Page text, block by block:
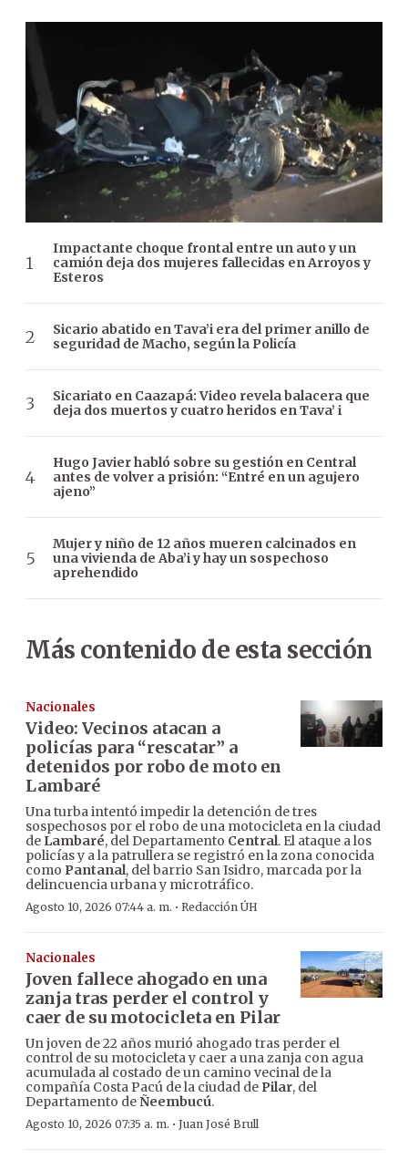
Impactante choque frontal entre un auto y un
camión deja dos mujeres fallecidas en Arroyos y
Esteros
Sicario abatido en Tava’i era del primer anillo de
seguridad de Macho, según la Policía
Sicariato en Caazapá: Video revela balacera que
deja dos muertos y cuatro heridos en Tava’ i
Hugo Javier habló sobre su gestión en Central
antes de volver a prisión: “Entré en un agujero
ajeno”
Mujer y niño de 12 años mueren calcinados en
una vivienda de Aba’i y hay un sospechoso
aprehendido
Más contenido de esta sección
Nacionales
Video: Vecinos atacan a
policías para “rescatar” a
detenidos por robo de moto en
Lambaré
Una turba intentó impedir la detención de tres
sospechosos por el robo de una motocicleta en la ciudad
de Lambaré, del Departamento Central. El ataque a los
policías y a la patrullera se registró en la zona conocida
como Pantanal, del barrio San Isidro, marcada por la
delincuencia urbana y microtráfico.
Agosto 10, 2026 07:44 a. m. · Redacción ÚH
Nacionales
Joven fallece ahogado en una
zanja tras perder el control y
caer de su motocicleta en Pilar
Un joven de 22 años murió ahogado tras perder el
control de su motocicleta y caer a una zanja con agua
acumulada al costado de un camino vecinal de la
compañía Costa Pacú de la ciudad de Pilar, del
Departamento deÑeembucú.
Agosto 10, 2026 07:35 a. m. · Juan José Brull